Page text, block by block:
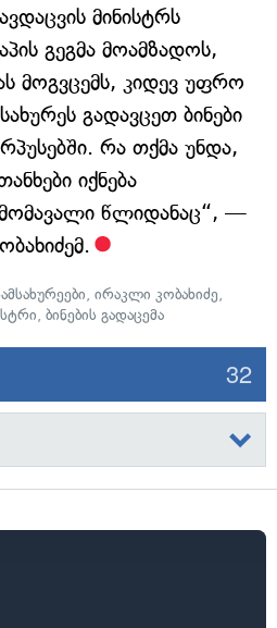
მინისტრს
გეგმა მოამზადოს,
მოგვცემს, კიდევ უფრო
გადავცეთ ბინები
რა თქმა უნდა,
იქნება
წლიდანაც“, —
, ირაკლი კობახიძე,
, ბინების გადაცემა
32